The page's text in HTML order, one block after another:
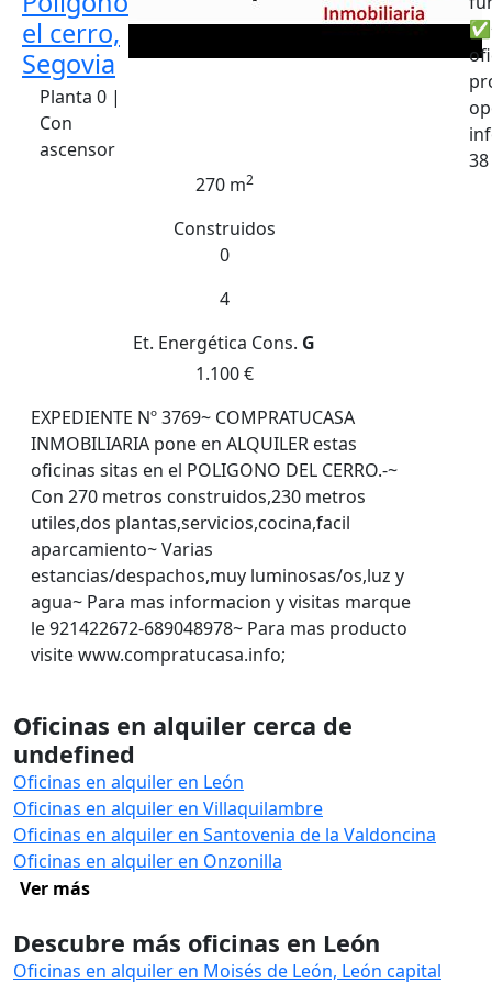
el cerro,
Segovia
Planta 0 |
Con
ascensor
270 m2
Construidos
0
4
Et. Energética Cons. G
1.100 €
EXPEDIENTE Nº 3769~ COMPRATUCASA
INMOBILIARIA pone en ALQUILER estas
oficinas sitas en el POLIGONO DEL CERRO.-~
Con 270 metros construidos,230 metros
utiles,dos plantas,servicios,cocina,facil
aparcamiento~ Varias
estancias/despachos,muy luminosas/os,luz y
agua~ Para mas informacion y visitas marque
le 921422672-689048978~ Para mas producto
visite www.compratucasa.info;
Oficinas en alquiler cerca de
undefined
Oficinas en alquiler en León
Oficinas en alquiler en Villaquilambre
Oficinas en alquiler en Santovenia de la Valdoncina
Oficinas en alquiler en Onzonilla
Ver más
Descubre más oficinas en León
Oficinas en alquiler en Moisés de León, León capital